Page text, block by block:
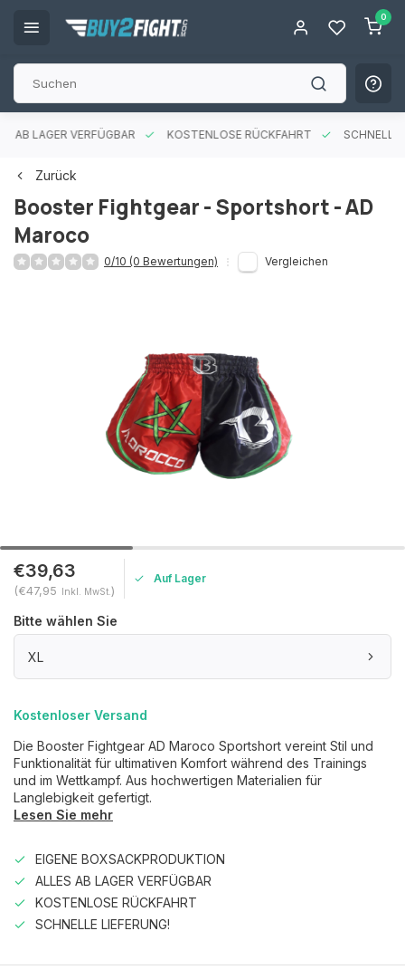
0
AB LAGER VERFÜGBAR KOSTENLOSE RÜCKFAHRT SCHNELLE
Zurück
Booster Fightgear - Sportshort - AD
Maroco
0/10 (0 Bewertungen) Vergleichen
€39,63
(€47,95 Inkl. MwSt. )
Auf Lager
Bitte wählen Sie
XL
Kostenloser Versand
Die Booster Fightgear AD Maroco Sportshort vereint Stil und
Funktionalität für ultimativen Komfort während des Trainings
und im Wettkampf. Aus hochwertigen Materialien für
Langlebigkeit gefertigt.
Lesen Sie mehr
EIGENE BOXSACKPRODUKTION
ALLES AB LAGER VERFÜGBAR
KOSTENLOSE RÜCKFAHRT
SCHNELLE LIEFERUNG!